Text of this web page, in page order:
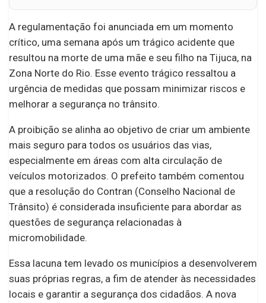
A regulamentação foi anunciada em um momento
crítico, uma semana após um trágico acidente que
resultou na morte de uma mãe e seu filho na Tijuca, na
Zona Norte do Rio. Esse evento trágico ressaltou a
urgência de medidas que possam minimizar riscos e
melhorar a segurança no trânsito.
A proibição se alinha ao objetivo de criar um ambiente
mais seguro para todos os usuários das vias,
especialmente em áreas com alta circulação de
veículos motorizados. O prefeito também comentou
que a resolução do Contran (Conselho Nacional de
Trânsito) é considerada insuficiente para abordar as
questões de segurança relacionadas à
micromobilidade.
Essa lacuna tem levado os municípios a desenvolverem
suas próprias regras, a fim de atender às necessidades
locais e garantir a segurança dos cidadãos. A nova